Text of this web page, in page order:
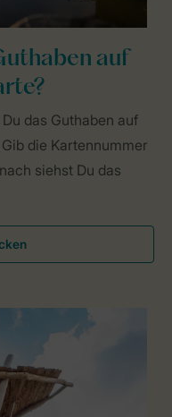
auf
das Guthaben auf
die Kartennummer
siehst Du das